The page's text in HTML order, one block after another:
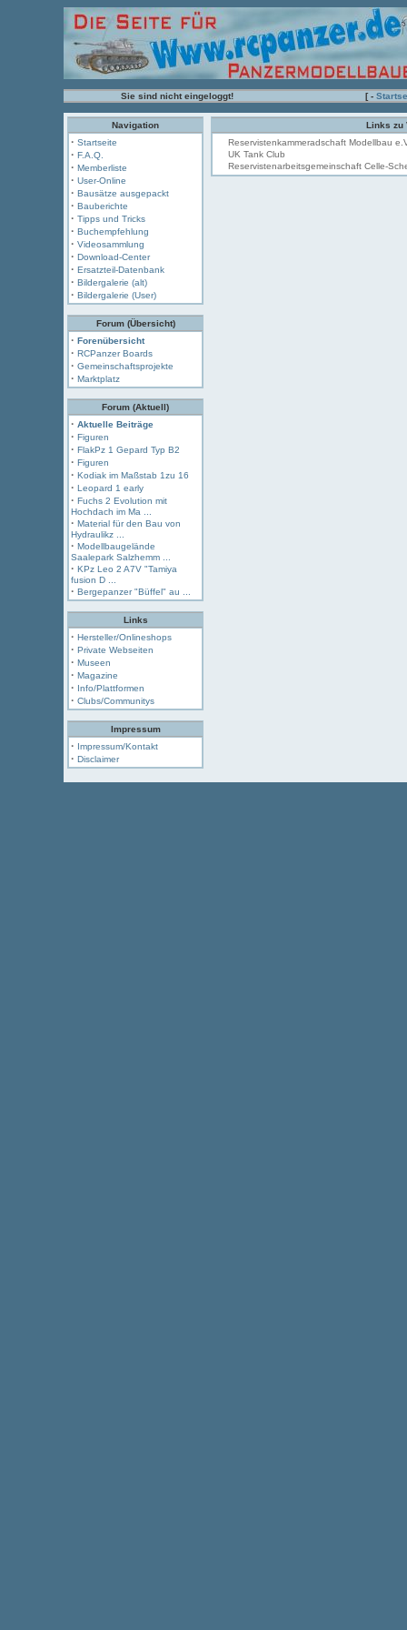
Sie sind nicht eingeloggt! [ -
Navigation
· Startseite
· F.A.Q.
· Memberliste
· User-Online
· Bausätze ausgepackt
· Bauberichte
· Tipps und Tricks
· Buchempfehlung
· Videosammlung
· Download-Center
· Ersatzteil-Datenbank
· Bildergalerie (alt)
· Bildergalerie (User)
Forum (Übersicht)
· Forenübersicht
· RCPanzer Boards
· Gemeinschaftsprojekte
· Marktplatz
Forum (Aktuell)
· Aktuelle Beiträge
· Figuren
· FlakPz 1 Gepard Typ B2
· Figuren
· Kodiak im Maßstab 1zu 16
· Leopard 1 early
· Fuchs 2 Evolution mit
Hochdach im Ma ...
· Material für den Bau von
Hydraulikz ...
· Modellbaugelände
Saalepark Salzhemm ...
· KPz Leo 2 A7V "Tamiya
fusion D ...
· Bergepanzer "Büffel" au ...
Links
· Hersteller/Onlineshops
· Private Webseiten
· Museen
· Magazine
· Info/Plattformen
· Clubs/Communitys
Impressum
· Impressum/Kontakt
· Disclaimer
Links zu
Reservistenkammeradschaft Modellbau
UK Tank Club
Reservistenarbeitsgemeinschaft Celle-